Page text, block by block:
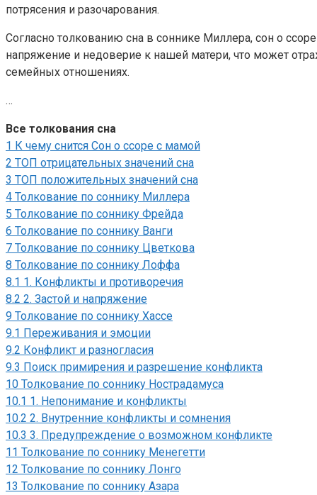
потрясения и разочарования.
Согласно толкованию сна в соннике Миллера, сон о
напряжение и недоверие к нашей матери, что может
семейных отношениях.
…
Все толкования сна
1 К чему снится Сон о ссоре с мамой
2 ТОП отрицательных значений сна
3 ТОП положительных значений сна
4 Толкование по соннику Миллера
5 Толкование по соннику Фрейда
6 Толкование по соннику Ванги
7 Толкование по соннику Цветкова
8 Толкование по соннику Лоффа
8.1 1. Конфликты и противоречия
8.2 2. Застой и напряжение
9 Толкование по соннику Хассе
9.1 Переживания и эмоции
9.2 Конфликт и разногласия
9.3 Поиск примирения и разрешение конфликта
10 Толкование по соннику Нострадамуса
10.1 1. Непонимание и конфликты
10.2 2. Внутренние конфликты и сомнения
10.3 3. Предупреждение о возможном конфликте
11 Толкование по соннику Менегетти
12 Толкование по соннику Лонго
13 Толкование по соннику Азара